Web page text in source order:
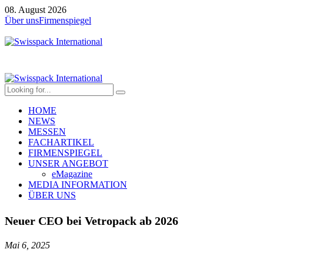
08. August 2026
Über unsFirmenspiegel
HOME
NEWS
MESSEN
FACHARTIKEL
FIRMENSPIEGEL
UNSER ANGEBOT
eMagazine
MEDIA INFORMATION
ÜBER UNS
Neuer CEO bei Vetropack ab 2026
Mai 6, 2025